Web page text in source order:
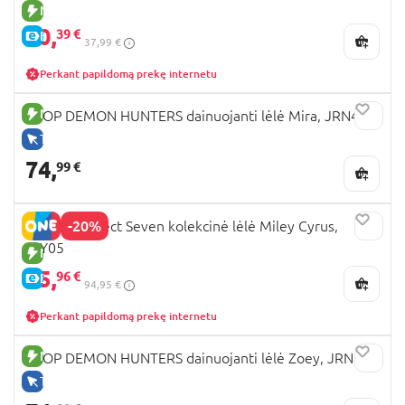
NAUJA PREKĖ
E-KAINA
30,39 €
37,99 €
Perkant papildomą prekę internetu
NAUJA PREKĖ
TIK INTERNETU
KPOP DEMON HUNTERS dainuojanti lėlė Mira, JRN41
74,99 €
-20%
NAUJA PREKĖ
E-KAINA
BARBIE Project Seven kolekcinė lėlė Miley Cyrus,
JJY05
75,96 €
94,95 €
Perkant papildomą prekę internetu
NAUJA PREKĖ
TIK INTERNETU
KPOP DEMON HUNTERS dainuojanti lėlė Zoey, JRN42